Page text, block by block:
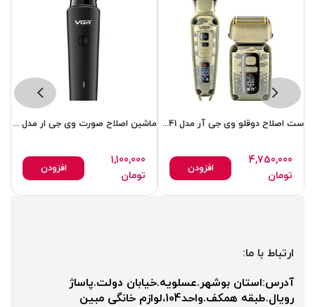
ست اصلاح دوقلو وی جی آر مدل 641 خط زن وشیور عالی
4,750,000
تومان
افزودن
ماشین اصلاح صورت وی جی ار مدل 933
1,100,000
تومان
افزودن
ارتباط با ما:
آدرس:استان بوشهر.عسلویه.خیابان دولت.پاساژ
رویال.طبقه همکف.واحد104،لوازم خانگی مبین